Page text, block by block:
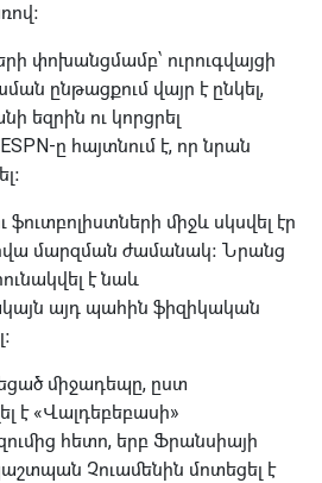
փոխանցմամբ՝ ուրուգվայցի
ընթացքում վայր է ընկել,
եզրին ու կորցրել
ը հայտնում է, որ նրան
ֆուտբոլիստների միջև սկսվել էր
մարզման ժամանակ։ Նրանց
է նաև
այդ պահին ֆիզիկական
միջադեպը, ըստ
է «Վալդեբեբասի»
հետո, երբ Ֆրանսիայի
Չուամենին մոտեցել է